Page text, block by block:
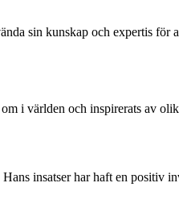
sin kunskap och expertis för
i världen och inspirerats av
insatser har haft en positiv